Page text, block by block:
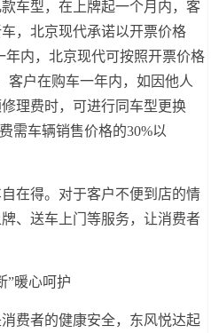
车型，在上牌起一个月内，客
，北京现代承诺以开票价格
年内，北京现代可按照开票价格
客户在购车一年内，如因他人
理费时，可进行同车型更换
需车辆销售价格的30%以
在得。对于客户不便到店的情
、送车上门等服务，让消费者
”暖心呵护
费者的健康安全，东风悦达起